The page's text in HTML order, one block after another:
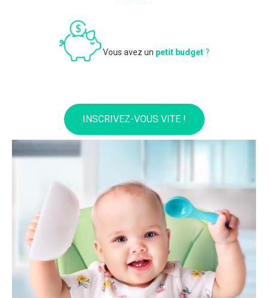
Vous avez un petit budget?
INSCRIVEZ-VOUS VITE !